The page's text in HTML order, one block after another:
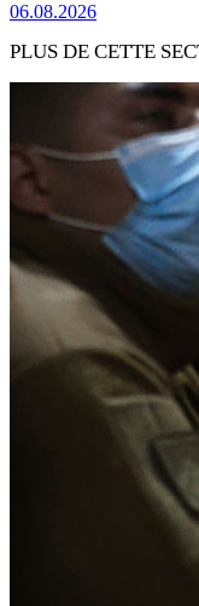
06.08.2026
PLUS DE CETTE